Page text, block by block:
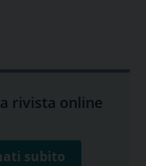
rivista online
subito